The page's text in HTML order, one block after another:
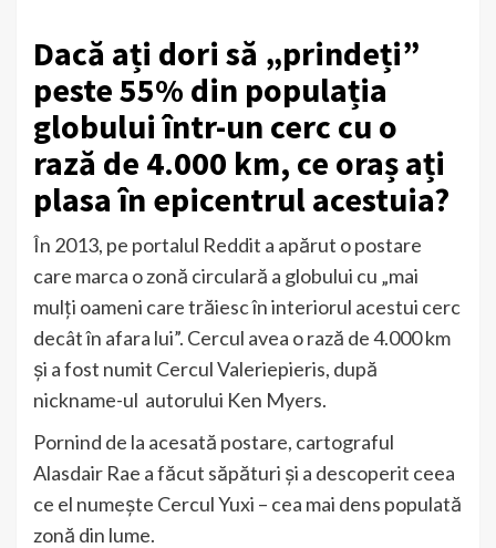
Dacă ați dori să „prindeți”
peste 55% din populația
globului într-un cerc cu o
rază de 4.000 km, ce oraș ați
plasa în epicentrul acestuia?
În 2013, pe portalul Reddit a apărut o postare
care marca o zonă circulară a globului cu „mai
mulți oameni care trăiesc în interiorul acestui cerc
decât în afara lui”. Cercul avea o rază de 4.000 km
și a fost numit Cercul Valeriepieris, după
nickname-ul autorului Ken Myers.
Pornind de la acesată postare, cartograful
Alasdair Rae a făcut săpături și a descoperit ceea
ce el numește Cercul Yuxi – cea mai dens populată
zonă din lume.